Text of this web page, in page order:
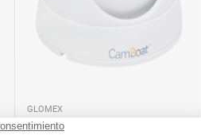
GLOMEX
CamBoat Glomex